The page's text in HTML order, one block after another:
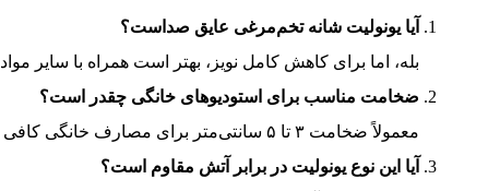
آیا یونولیت شانه تخم‌مرغی عایق صداست؟
بله، اما برای کاهش کامل نویز، بهتر است همراه با سایر
ضخامت مناسب برای استودیوهای خانگی چقدر است؟
معمولاً ضخامت ۳ تا ۵ سانتی‌متر برای مصارف خانگی کافی است.
آیا این نوع یونولیت در برابر آتش مقاوم است؟